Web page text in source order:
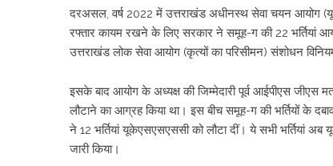
दरअसल, वर्ष 2022 में उत्तराखंड अधीनस्थ सेवा चयन आयोग
रफ्तार कायम रखने के लिए सरकार ने समूह-ग की 22 भर्तियां
उत्तराखंड लोक सेवा आयोग (कृत्यों का परिसीमन) संशोधन
इसके बाद आयोग के अध्यक्ष की जिम्मेदारी पूर्व आईपीएस जीएस
लौटाने का आग्रह किया था। इस बीच समूह-ग की भर्तियों के
ने 12 भर्तियां यूकेएसएसएससी को लौटा दीं। ये सभी भर्तियां
जारी किया।